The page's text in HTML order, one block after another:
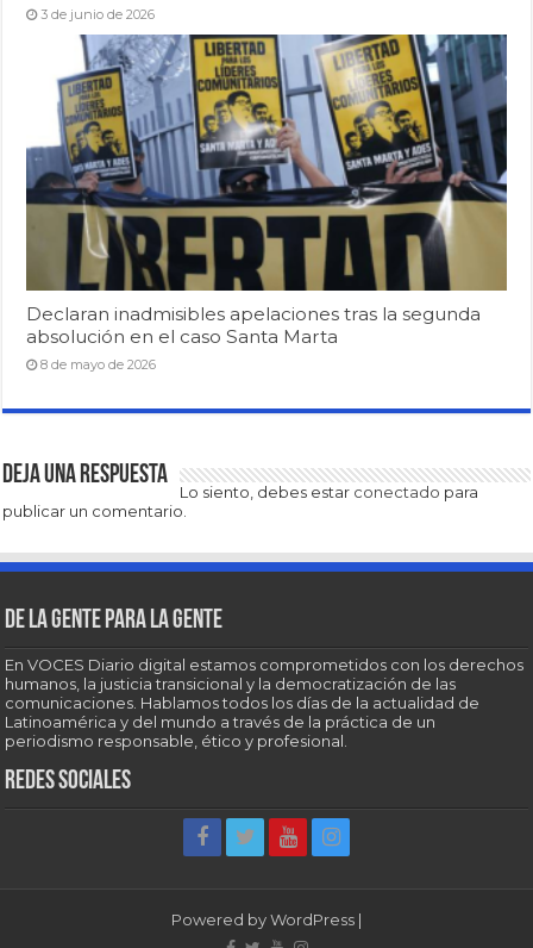
3 de junio de 2026
Declaran inadmisibles apelaciones tras la segunda
absolución en el caso Santa Marta
8 de mayo de 2026
Deja una respuesta
Lo siento, debes estar conectado para
publicar un comentario.
De la gente para la gente
En VOCES Diario digital estamos comprometidos con los derechos
humanos, la justicia transicional y la democratización de las
comunicaciones. Hablamos todos los días de la actualidad de
Latinoamérica y del mundo a través de la práctica de un
periodismo responsable, ético y profesional.
Redes sociales
Powered byWordPress |